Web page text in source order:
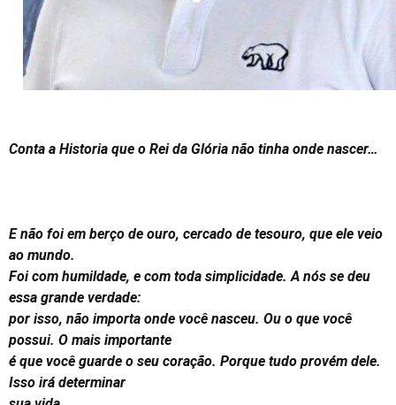
Conta a Historia que o Rei da Glória não tinha onde nascer…
E não foi em berço de ouro, cercado de tesouro, que ele veio
ao mundo.
Foi com humildade, e com toda simplicidade. A nós se deu
essa grande verdade:
por isso, não importa onde você nasceu. Ou o que você
possui. O mais importante
é que você guarde o seu coração. Porque tudo provém dele.
Isso irá determinar